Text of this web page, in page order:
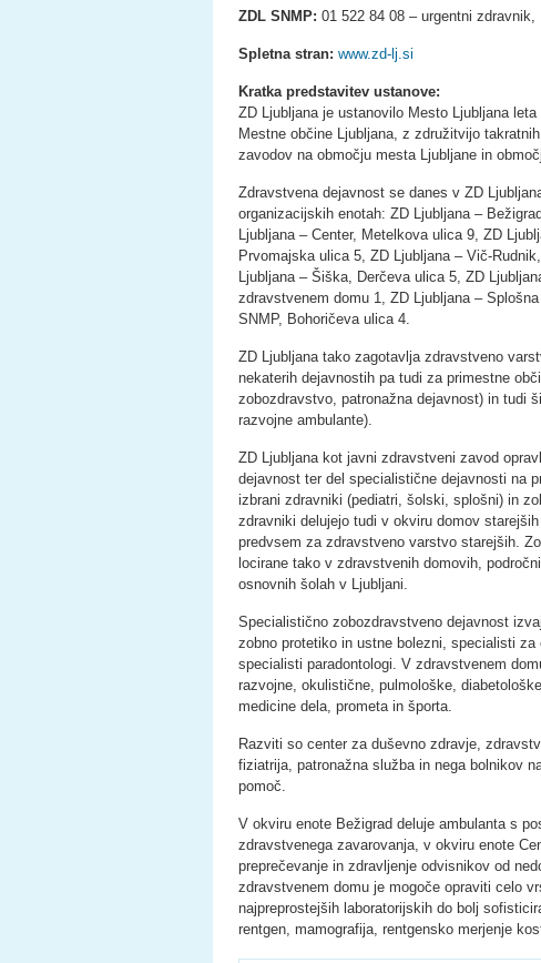
ZDL SNMP: 01 522 84 08 – urgentni
Spletna stran: www.zd-lj.si
Kratka predstavitev ustanove:
ZD Ljubljana je ustanovilo Mesto Ljubljana
Mestne občine Ljubljana, z združitvijo
zavodov na območju mesta Ljubljane in
Zdravstvena dejavnost se danes v ZD
organizacijskih enotah: ZD Ljubljana –
Ljubljana – Center, Metelkova ulica 9, ZD
Prvomajska ulica 5, ZD Ljubljana – Vič-
Ljubljana – Šiška, Derčeva ulica 5, ZD
zdravstvenem domu 1, ZD Ljubljana –
SNMP, Bohoričeva ulica 4.
ZD Ljubljana tako zagotavlja zdravstveno
nekaterih dejavnostih pa tudi za primestne
zobozdravstvo, patronažna dejavnost) in tudi
razvojne ambulante).
ZD Ljubljana kot javni zdravstveni zavod
dejavnost ter del specialistične dejavnosti na
izbrani zdravniki (pediatri, šolski, splošni) in
zdravniki delujejo tudi v okviru domov
predvsem za zdravstveno varstvo starejših.
locirane tako v zdravstvenih domovih,
osnovnih šolah v Ljubljani.
Specialistično zobozdravstveno dejavnost
zobno protetiko in ustne bolezni, specialisti
specialisti paradontologi. V zdravstvenem
razvojne, okulistične, pulmološke,
medicine dela, prometa in športa.
Razviti so center za duševno zdravje,
fiziatrija, patronažna služba in nega bolnikov
pomoč.
V okviru enote Bežigrad deluje ambulanta s
zdravstvenega zavarovanja, v okviru enote
preprečevanje in zdravljenje odvisnikov od
zdravstvenem domu je mogoče opraviti celo
najpreprostejših laboratorijskih do bolj
rentgen, mamografija, rentgensko merjenje